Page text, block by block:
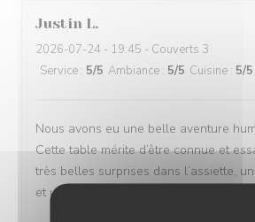
Justin L
2026-07-24 - 19:45 - Couverts 3
Service : 5/5 Ambiance : 5/5 Cuisine : 5/5
Nous avons eu une belle aventure
Cette table mérite d’être connue et
très belles surprises dans l’assiette,
et un service attentionné Merci à